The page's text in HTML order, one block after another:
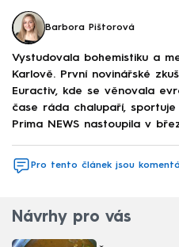
Barbora Pištorová
Vystudovala bohemistiku a
Karlově. První novinářské
Euractiv, kde se věnovala
čase ráda chalupaří,
Prima NEWS nastoupila v
Pro tento článek jsou
Návrhy pro vás